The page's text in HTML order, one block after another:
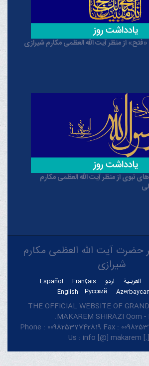
از منظر آیت الله العظمی مکارم شیرازی
نبوی از منظر آیت الله العظمی مکارم
حضرت آیت الله العظمی مکارم
شیرازی
العربـیة اردو Français
Español
Azərbaycan
Русский
English
THE OFFICIAL WEBSITE OF
MAKAREM SHIRAZI Qom -
Phone : 00982537742819 Fax :
Us : info [@] makarem